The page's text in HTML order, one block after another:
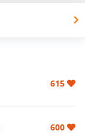
615
600